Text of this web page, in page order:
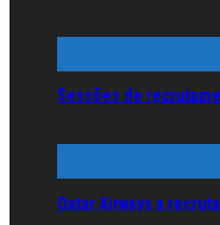
Sessões de
Qatar Airways a